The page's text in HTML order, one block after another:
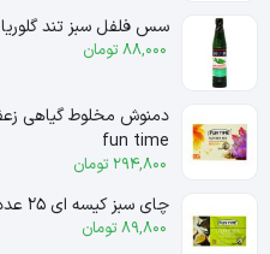
سس فلفل سبز تند گلوریا 88 میل – gloria
88,000 تومان
fun time
294,800 تومان
چای سبز کیسه ای ۲۵ عددی فان تایم – fun time
89,800 تومان